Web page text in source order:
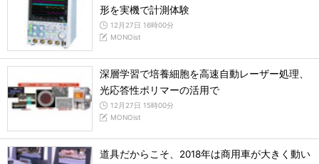
形を実機で計測体験
12月27日 16時00分
MONOist
深層学習で培養細胞を高速自動レーザー処理、
光応答性ポリマーの活用で
12月27日 15時00分
MONOist
道具だからこそ、2018年は商用車が大きく動い